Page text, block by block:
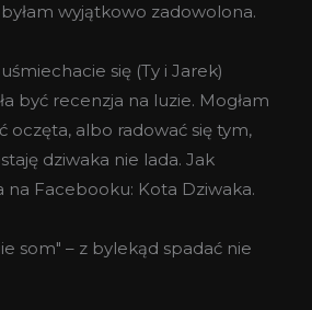
wyjątkowo zadowolona.
się (Ty i Jarek)
być recenzja na luzie. Mogłam
oczęta, albo radować się tym,
dziwaka nie lada. Jak
na Facebooku: Kota Dziwaka.
som" – z bylekąd spadać nie